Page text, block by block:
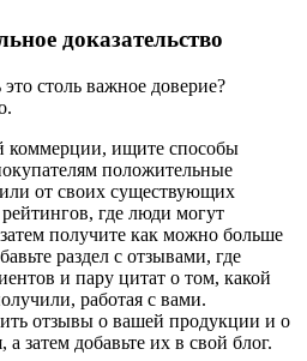
доказательство
столь важное доверие?
коммерции, ищите способы
положительные
от своих существующих
где люди могут
получите как можно больше
раздел с отзывами, где
и пару цитат о том, какой
работая с вами.
отзывы о вашей продукции и о
затем добавьте их в свой блог.